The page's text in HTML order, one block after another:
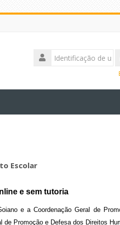
Identificação
de
Escolar
e sem tutoria
e a Coordenação Geral de
Promoção e Defesa dos Direitos